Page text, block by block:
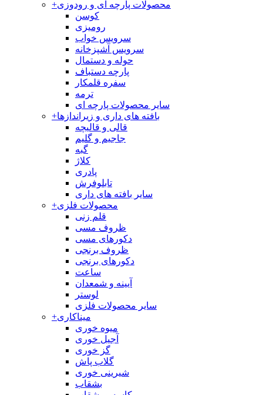
+محصولات پارچه ای و رودوزی
کوسن
رومیزی
سرویس خواب
سرویس آشپزخانه
حوله و دستمال
پارچه دستباف
سفره قلمکار
ترمه
سایر محصولات پارچه ای
+بافته های داری و زیراندازها
قالی و قالیچه
جاجیم و گلیم
گبه
کلاژ
پادری
تابلوفرش
سایر بافته های داری
+محصولات فلزی
قلم زنی
ظروف مسی
دکورهای مسی
ظروف برنجی
دکورهای برنجی
ساعت
آیینه و شمعدان
لوستر
سایر محصولات فلزی
+میناکاری
میوه خوری
آجیل خوری
گز خوری
گلاب پاش
شیرینی خوری
بشقاب